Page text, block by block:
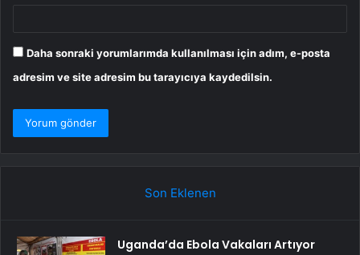
Daha sonraki yorumlarımda kullanılması için adım, e-posta
adresim ve site adresim bu tarayıcıya kaydedilsin.
Son Eklenen
Uganda’da Ebola Vakaları Artıyor